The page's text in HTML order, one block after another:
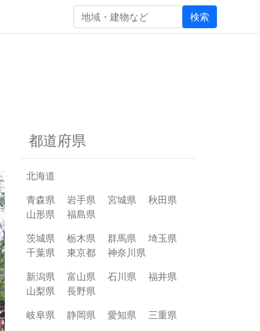
検索
都道府県
北海道
青森県
岩手県 宮城県
秋田県
山形県
福島県
茨城県
栃木県 群馬県
埼玉県
千葉県
東京都
神奈川県
新潟県
富山県 石川県
福井県
山梨県
長野県
岐阜県
静岡県 愛知県
三重県